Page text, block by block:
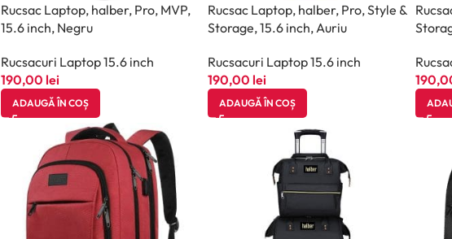
Rucsac Laptop, halber, Pro, MVP,
15.6 inch, Negru
Rucsacuri Laptop 15.6 inch
190,00 lei
ADAUGĂ ÎN COȘ
Rucsac Laptop, halber, Pro, Style &
Storage, 15.6 inch, Auriu
Rucsacuri Laptop 15.6 inch
190,00 lei
ADAUGĂ ÎN COȘ